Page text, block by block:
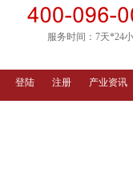
服务时间：7天*24
登陆 注册 产业资讯